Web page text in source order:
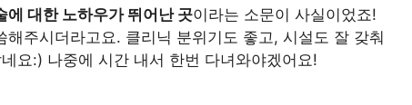
에 대한 노하우가 뛰어난 곳이라는 소문이 사실이었죠!
주시더라고요. 클리닉 분위기도 좋고, 시설도 잘 갖춰
요:) 나중에 시간 내서 한번 다녀와야겠어요!